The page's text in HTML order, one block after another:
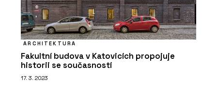
ARCHITEKTURA
Fakultní budova v Katovicích propojuje
historii se současností
17. 3. 2023